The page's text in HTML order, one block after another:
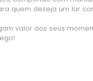
quem deseja um lar
valor aos seus